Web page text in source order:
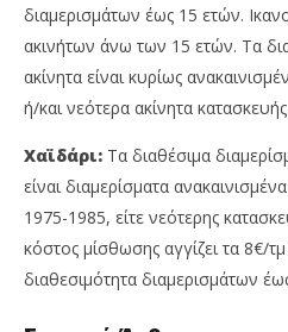
διαμερισμάτων έως 15 ετών.
ακινήτων άνω των 15 ετών. Τα
ακίνητα είναι κυρίως
ή/και νεότερα ακίνητα
Χαϊδάρι: Τα διαθέσιμα
είναι διαμερίσματα
1975-1985, είτε νεότερης
κόστος μίσθωσης αγγίζει τα 8€/
διαθεσιμότητα διαμερισμάτων